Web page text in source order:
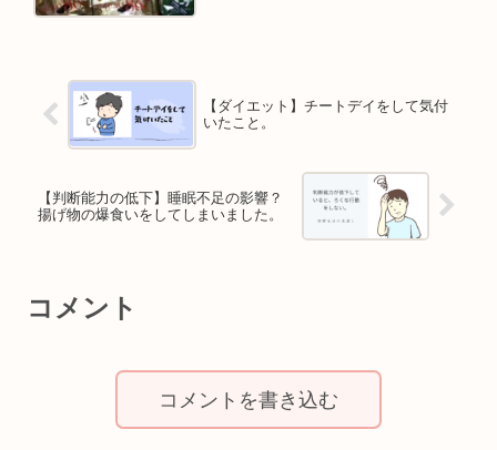
【ダイエット】チートデイをして気付
いたこと。
【判断能力の低下】睡眠不足の影響？
揚げ物の爆食いをしてしまいました。
コメント
コメントを書き込む